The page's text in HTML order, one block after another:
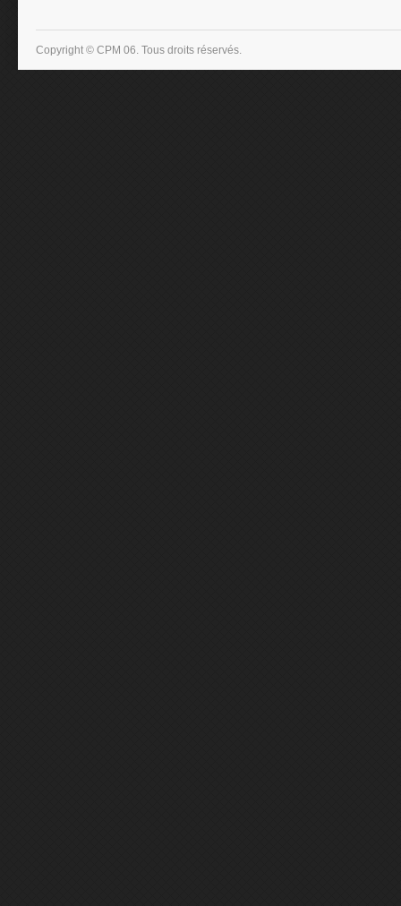
Copyright © CPM 06. Tous droits réservés.